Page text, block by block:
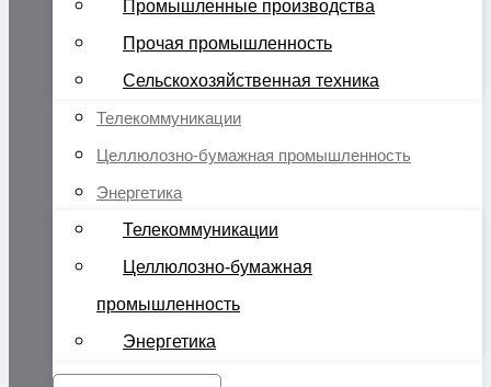
Промышленные производства
Прочая промышленность
Сельскохозяйственная техника
Телекоммуникации
Целлюлозно-бумажная промышленность
Энергетика
Телекоммуникации
Целлюлозно-бумажная
промышленность
Энергетика